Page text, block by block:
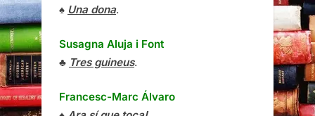
♠ Una dona.
Susagna Aluja i Font
♣ Tres guineus.
Francesc-Marc Álvaro